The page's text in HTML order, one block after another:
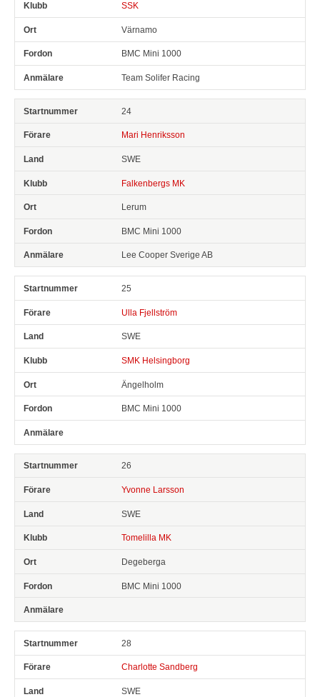
SSK
Värnamo
BMC Mini 1000
Team Solifer Racing
24
Mari Henriksson
SWE
Falkenbergs MK
Lerum
BMC Mini 1000
Lee Cooper Sverige AB
25
Ulla Fjellström
SWE
SMK Helsingborg
Ängelholm
BMC Mini 1000
26
Yvonne Larsson
SWE
Tomelilla MK
Degeberga
BMC Mini 1000
28
Charlotte Sandberg
SWE